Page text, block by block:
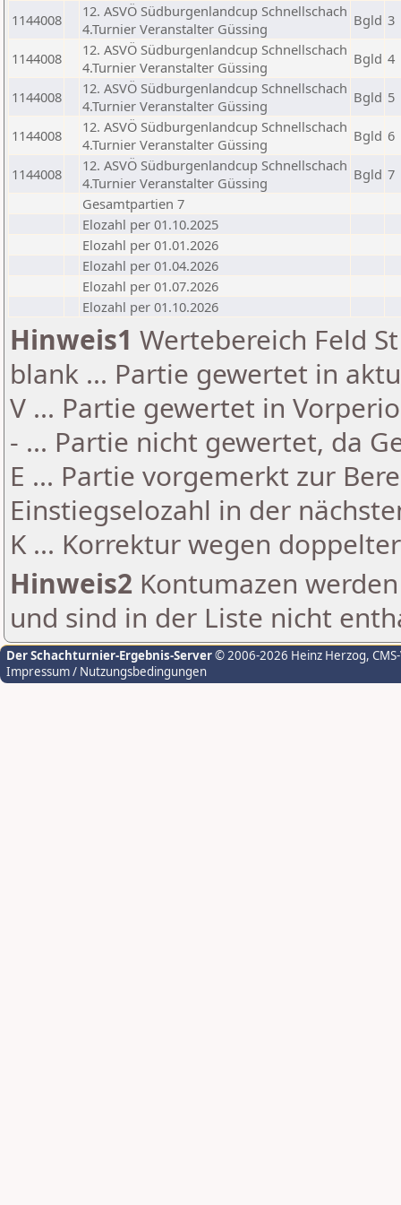
1144008
12. ASVÖ Südburgenlandcup Schnellschach
4.Turnier Veranstalter Güssing
Bgld 3
1144008
12. ASVÖ Südburgenlandcup Schnellschach
4.Turnier Veranstalter Güssing
Bgld 4
1144008
12. ASVÖ Südburgenlandcup Schnellschach
4.Turnier Veranstalter Güssing
Bgld 5
1144008
12. ASVÖ Südburgenlandcup Schnellschach
4.Turnier Veranstalter Güssing
Bgld 6
1144008
12. ASVÖ Südburgenlandcup Schnellschach
4.Turnier Veranstalter Güssing
Bgld 7
Gesamtpartien 7
Elozahl per 01.10.2025
Elozahl per 01.01.2026
Elozahl per 01.04.2026
Elozahl per 01.07.2026
Elozahl per 01.10.2026
Hinweis1 Wertebereich Feld
blank ... Partie gewertet in
V ... Partie gewertet in
- ... Partie nicht gewertet, da
E ... Partie vorgemerkt zur
Einstiegselozahl in der
K ... Korrektur wegen
Hinweis2 Kontumazen
und sind in der Liste nicht
Der Schachturnier-Ergebnis-Server© 2006-2026 Heinz Herzog,
Impressum / Nutzungsbedingungen